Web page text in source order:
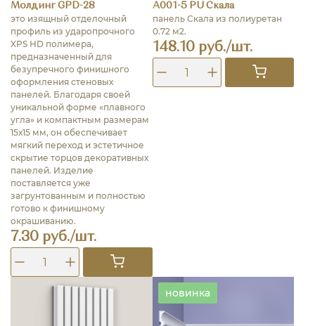
Молдинг GPD-28
это изящный отделочный
профиль из ударопрочного
XPS HD полимера,
предназначенный для
безупречного финишного
оформления стеновых
панелей. Благодаря своей
уникальной форме «плавного
угла» и компактным размерам
15х15 мм, он обеспечивает
мягкий переход и эстетичное
скрытие торцов декоративных
панелей. Изделие
поставляется уже
загрунтованным и полностью
готово к финишному
окрашиванию.
7.30 руб./шт.
A001-5 PU Скала
панель Скала из полиуретан
0.72 м2.
148.10 руб./шт.
новинка